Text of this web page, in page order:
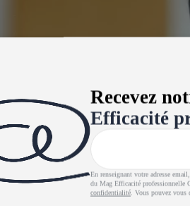
Recevez
Efficacité
En renseignant votre adresse
du Mag Efficacité professionnelle
confidentialité. Vous pouvez vous